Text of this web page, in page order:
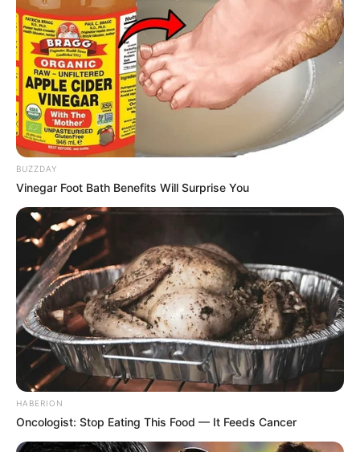
BUZZDAY
Vinegar Foot Bath Benefits Will Surprise You
HABERION
Oncologist: Stop Eating This Food — It Feeds Cancer